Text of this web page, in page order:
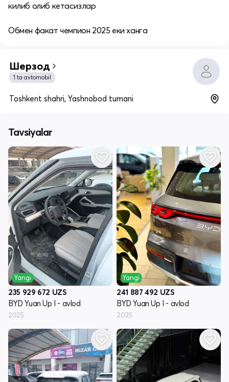
килиб олиб кетасизлар
Обмен факат чемпион 2025 еки ханга
Шерзод
1 ta avtomobil
Toshkent shahri, Yashnobod tumani
Tavsiyalar
Yangi
235 929 672 UZS
BYD Yuan Up I - avlod
2025
Yangi
241 887 492 UZS
BYD Yuan Up I - avlod
2025